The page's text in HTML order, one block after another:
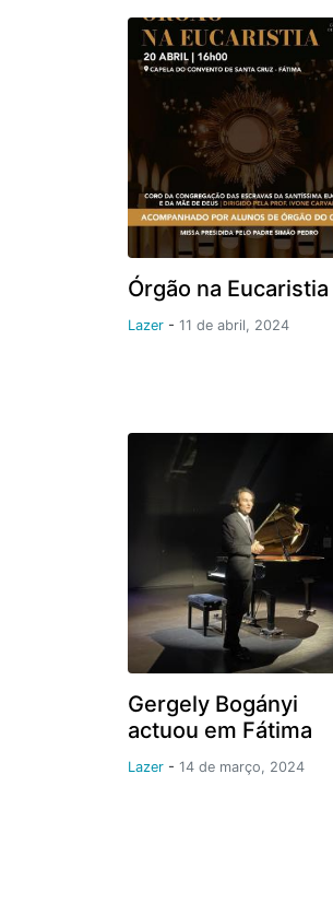
Órgão na Eucaristia
Lazer - 11 de abril, 2024
Gergely Bogányi
actuou em Fátima
Lazer - 14 de março, 2024